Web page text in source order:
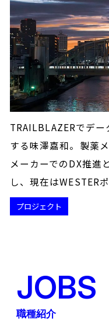
TRAILBLAZERでデ
する味澤嘉和。製薬
メーカーでのDX推進
し、現在はWESTER
プロジェクト
JOBS
職種紹介